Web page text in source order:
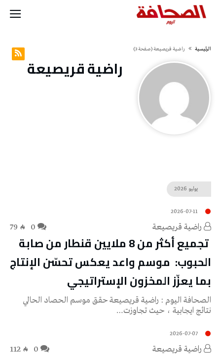
‫الرئيسية‬ راضية قريصيعة(‫صفحة‬ 3)
راضية قريصيعة
يوليو 2026
2026-07-11
راضية قريصيعة 79
‬بما‭ ‬يعزّز‭ ‬المخزون‭ ‬الإستراتيجي
‬نتائج‭ ‬ايجابية‭ ‬،‭ ‬حيث‭ ‬تجاوزت‭…
2026-07-07
راضية قريصيعة 112